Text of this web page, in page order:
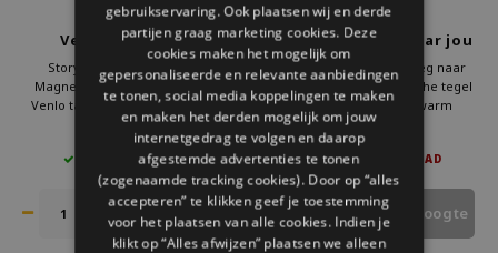
Storytiles
Storytiles
Venlo Stedje Mini
Magneet
Storytiles Venlo Stedje Mini
Magneet 6x6 cm toont een klein
Venlo tafereel in warme kleuren.
De magnetische tegel past op
koelkast, planbord of bureau en is
een ideaal cadeau voor liefhebbers
van de stad en fans van
Nederlandse designkunst.
€12,95
22 OP VOORRAAD
Storytiles
Tulpen onderweg naar jou
Storytiles Tulpen onderweg naar
jou is een zachte keramische tegel
van 10x10 cm met een warm
bloemenmotief. De illustratie
brengt licht en aandacht in huis.
Een betekenisvol en stijlvol cadeau
voor bloemenliefhebbers en
iedereen die houdt van
wanddecorati
€27,50
NIET OP VOORRAAD
Houd mij op de hoogte
gebruikservaring. Ook plaatsen wij en derde
partijen graag marketing cookies. Deze
cookies maken het mogelijk om
gepersonaliseerde en relevante aanbiedingen
te tonen, social media koppelingen te maken
en maken het derden mogelijk om jouw
internetgedrag te volgen en daarop
afgestemde advertenties te tonen
(zogenaamde tracking cookies). Door op “alles
accepteren” te klikken geef je toestemming
voor het plaatsen van alle cookies. Indien je
klikt op “Alles afwijzen” plaatsen we alleen